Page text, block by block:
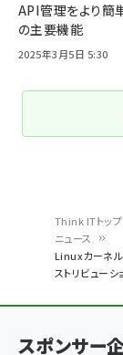
く
ず
Think ITトップ
ニュース
Linuxカーネ
ストリビュー
API管理をより簡
の主要機能
2025年3月5日 5:30
スポンサー